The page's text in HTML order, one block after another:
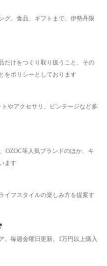
グ、食品、ギフトまで、伊勢丹限
だけをつくり取り扱うこと、その
をポリシーとしております
やアクセサリ、ビンテージなど多
OZOC等人気ブランドのほか、キ
ます
イフスタイルの楽しみ方を提案す
。毎週金曜日更新。1万円以上購入